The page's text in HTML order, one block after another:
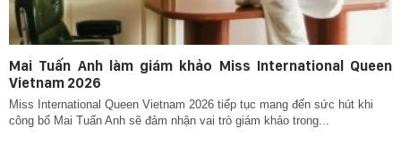
Mai Tuấn Anh làm giám khảo Miss International Queen
Vietnam 2026
Miss International Queen Vietnam 2026 tiếp tục mang đến sức hút khi
công bố Mai Tuấn Anh sẽ đảm nhận vai trò giám khảo trong...